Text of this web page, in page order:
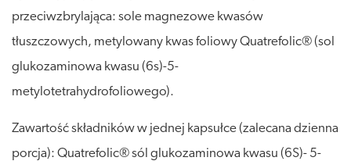
przeciwzbrylająca: sole magnezowe kwasów
tłuszczowych, metylowany kwas foliowy Quatrefolic® (sol
glukozaminowa kwasu (6s)-5-
metylotetrahydrofoliowego).
Zawartość składników w jednej kapsułce (zalecana dzienna
porcja): Quatrefolic® sól glukozaminowa kwasu (6S)- 5-